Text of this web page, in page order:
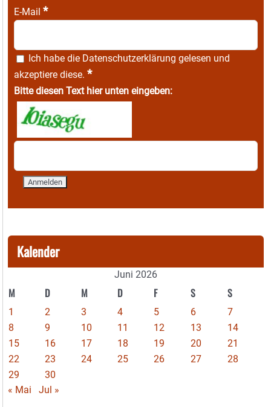
E-Mail *
Ich habe die Datenschutzerklärung gelesen und
akzeptiere diese. *
Bitte diesen Text hier unten eingeben:
Kalender
Juni 2026
M D M D F S S
1 2 3 4 5 6
7
8
9 10 11 12 13
14
15
16 17 18 19 20
21
22
23 24 25 26 27
28
29
30
« Mai
Jul »